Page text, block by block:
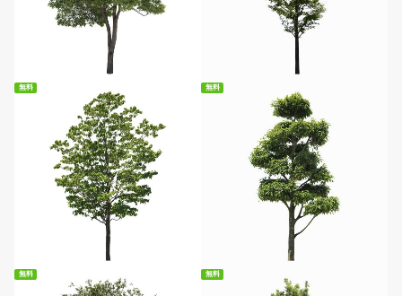
無料ダウンロード 無料ダウンロード
無料
無料ダウンロード
無料
無料ダウンロード
無料 無料